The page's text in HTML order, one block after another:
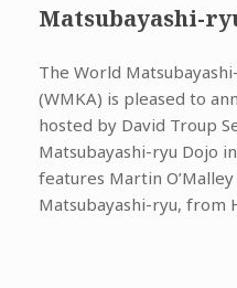
Matsubayashi-
The World
(WMKA) is pleased to
hosted by David Troup
Matsubayashi-ryu Dojo
features Martin
Matsubayashi-ryu, from